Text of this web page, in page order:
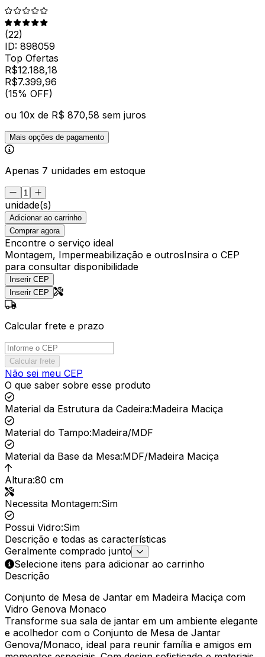
(22)
ID: 898059
Top Ofertas
R$12.188,18
R$7.399,96
(15% OFF)
ou 10x de R$ 870,58 sem juros
Mais opções de pagamento
Apenas 7 unidades em estoque
unidade(s)
Adicionar ao carrinho
Comprar agora
Encontre o serviço ideal
Montagem, Impermeabilização e outrosInsira o CEP
para consultar disponibilidade
Inserir CEP
Inserir CEP
Calcular frete e prazo
Calcular frete
Não sei meu CEP
O que saber sobre esse produto
Material da Estrutura da Cadeira:Madeira Maciça
Material do Tampo:Madeira/MDF
Material da Base da Mesa:MDF/Madeira Maciça
Altura:80 cm
Necessita Montagem:Sim
Possui Vidro:Sim
Descrição e todas as características
Geralmente comprado junto
Selecione itens para adicionar ao carrinho
Descrição
Conjunto de Mesa de Jantar em Madeira Maciça com
Vidro Genova Monaco
Transforme sua sala de jantar em um ambiente elegante
e acolhedor com o Conjunto de Mesa de Jantar
Genova/Monaco, ideal para reunir família e amigos em